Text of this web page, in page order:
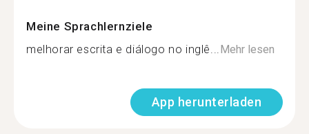
Meine Sprachlernziele
melhorar escrita e diálogo no inglê...Mehr lesen
App herunterladen